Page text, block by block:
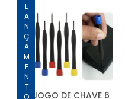
LANÇAMENTO JOGO DE CHAVE 6